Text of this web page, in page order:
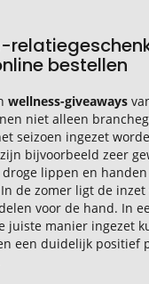
bestellen
wellness-giveaways
niet alleen
seizoen ingezet
zijn bijvoorbeeld zeer
lippen en
de zomer ligt de
voor de hand. In
juiste manier ingezet
een duidelijk positief